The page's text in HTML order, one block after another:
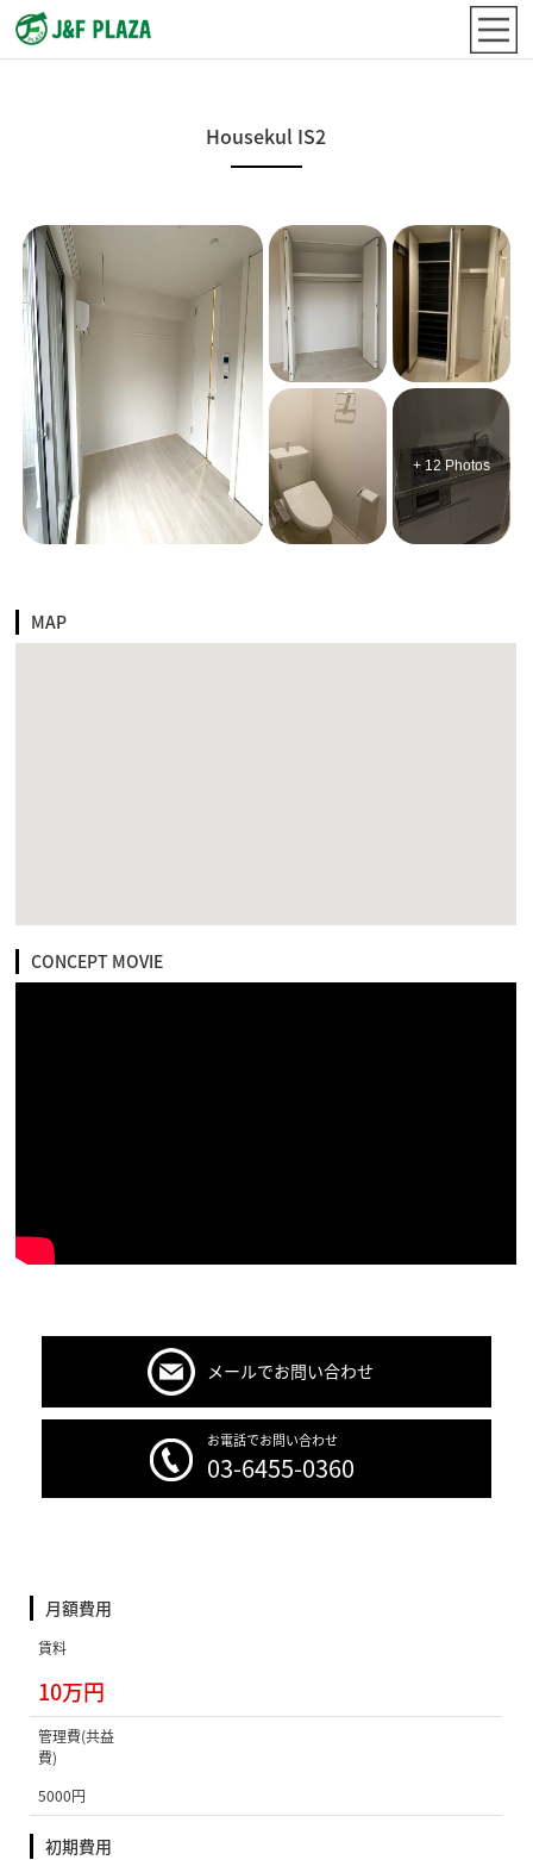
Housekul IS2
+ 12 Photos
MAP
CONCEPT MOVIE
メールでお問い合わせ
お電話でお問い合わせ
03-6455-0360
月額費用
賃料
10万円
管理費(共益
費)
5000円
初期費用